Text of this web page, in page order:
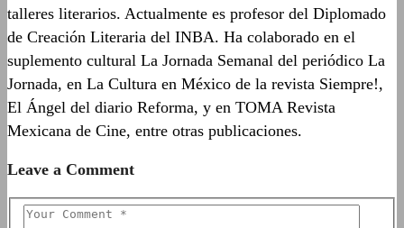
talleres literarios. Actualmente es profesor del Diplomado
de Creación Literaria del INBA. Ha colaborado en el
suplemento cultural La Jornada Semanal del periódico La
Jornada, en La Cultura en México de la revista Siempre!,
El Ángel del diario Reforma, y en TOMA Revista
Mexicana de Cine, entre otras publicaciones.
Leave a Comment